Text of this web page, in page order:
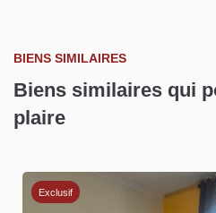
BIENS SIMILAIRES
Biens similaires qui
plaire
Exclusif